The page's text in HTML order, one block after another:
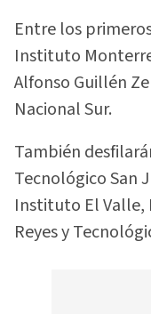
Entre los
Instituto
Alfonso Guillén
Nacional Sur.
También
Tecnológico San
Instituto El Valle,
Reyes y